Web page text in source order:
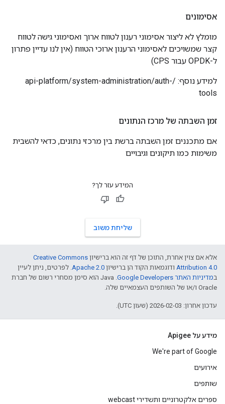
אסימונים
מומלץ לא ליצור אסימוני רענון לטווח ארוך ואסימוני גישה לטווח
קצר שמשויכים לאסימוני הרענון ארוכי הטווח (אין לנו עדיין פתרון
ל-OPDK עבור CPS)
למידע נוסף: /api-platform/system-administration/auth-
tools
זמן השבתה של מרכז הנתונים
אם מתכננים זמן השבתה ברשת בין מרכזי נתונים, כדאי להשבית
משימות כמו תיקונים וגיבויים
המידע עזר לך?
שליחת משוב
אלא אם צוין אחרת, התוכן של דף זה הוא ברישיון Creative Commons
Attribution 4.0 ודוגמאות הקוד הן ברישיון Apache 2.0. לפרטים, ניתן לעיין
במדיניות האתר Google Developers‏
.‏ Java הוא סימן מסחרי רשום של חברת
Oracle ו/או של השותפים העצמאיים שלה.
עדכון אחרון: 2026-02-03 (שעון UTC).
מידע על Apigee
We're part of Google
אירועים
שותפים
ספרים אלקטרוניים ותשדירי webcast